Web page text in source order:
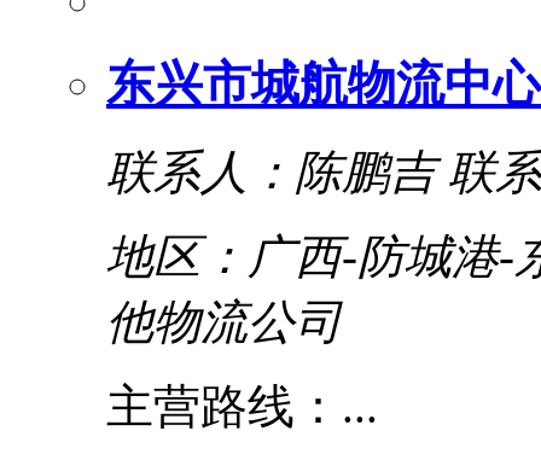
东兴市城航物流中心
联系人：陈鹏吉 联
地区：广西-防城港-
他物流公司
主营路线：...